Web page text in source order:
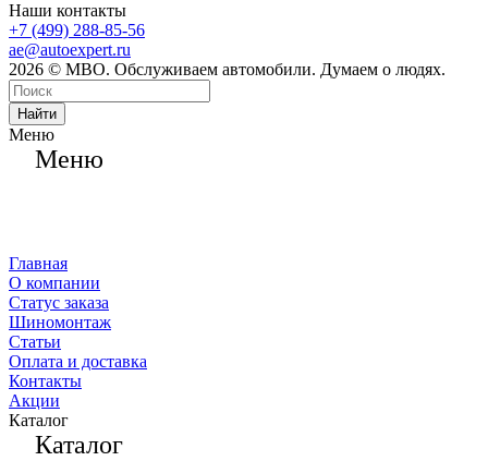
Наши контакты
+7 (499) 288-85-56
ae@autoexpert.ru
2026 © МВО. Обслуживаем автомобили. Думаем о людях.
Найти
Меню
Меню
Главная
О компании
Статус заказа
Шиномонтаж
Статьи
Оплата и доставка
Контакты
Акции
Каталог
Каталог